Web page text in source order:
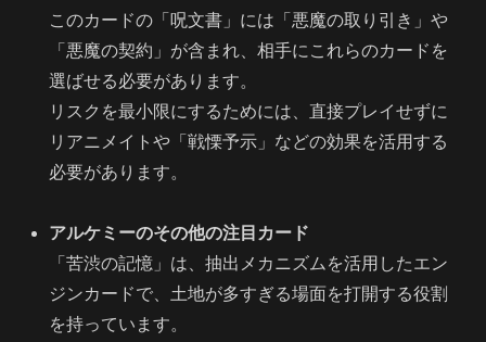
このカードの「呪文書」には「悪魔の取り引き」や
「悪魔の契約」が含まれ、相手にこれらのカードを
選ばせる必要があります。
リスクを最小限にするためには、直接プレイせずに
リアニメイトや「戦慄予示」などの効果を活用する
必要があります。
アルケミーのその他の注目カード
「苦渋の記憶」は、抽出メカニズムを活用したエン
ジンカードで、土地が多すぎる場面を打開する役割
を持っています。